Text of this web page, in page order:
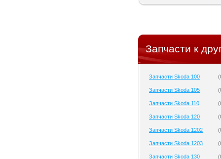
Запчасти к
Запчасти Skoda 100 (
Запчасти Skoda 105 (
Запчасти Skoda 110 (
Запчасти Skoda 120 (
Запчасти Skoda 1202 (
Запчасти Skoda 1203 (
Запчасти Skoda 130 (